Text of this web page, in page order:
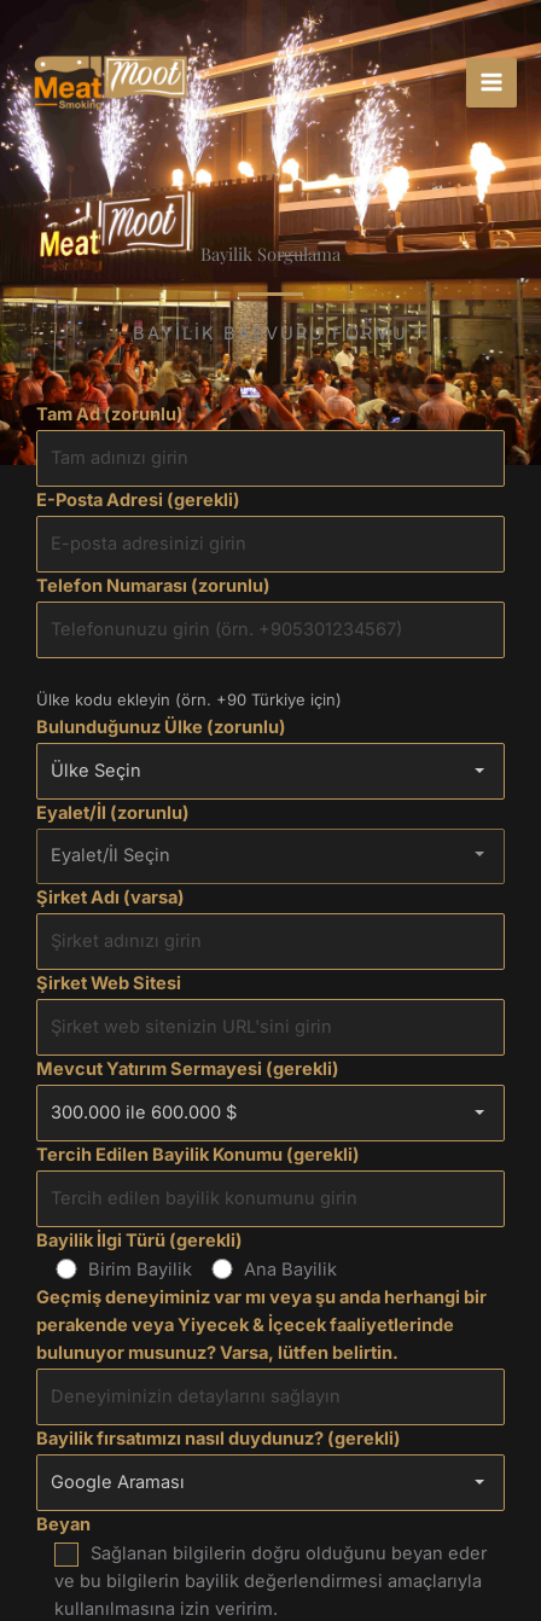
atla
Bayilik Sorgulama
BAYILIK BAŞVURU FORMU
Tam Ad (zorunlu)
E-Posta Adresi (gerekli)
Telefon Numarası (zorunlu)
Ülke kodu ekleyin (örn. +90 Türkiye için)
Bulunduğunuz Ülke (zorunlu)
Eyalet/İl (zorunlu)
Şirket Adı (varsa)
Şirket Web Sitesi
Mevcut Yatırım Sermayesi (gerekli)
Tercih Edilen Bayilik Konumu (gerekli)
Bayilik İlgi Türü (gerekli)
Birim Bayilik
Ana Bayilik
Geçmiş deneyiminiz var mı veya şu anda herhangi bir
perakende veya Yiyecek & İçecek faaliyetlerinde
bulunuyor musunuz? Varsa, lütfen belirtin.
Bayilik fırsatımızı nasıl duydunuz? (gerekli)
Beyan
Sağlanan bilgilerin doğru olduğunu beyan eder
ve bu bilgilerin bayilik değerlendirmesi amaçlarıyla
kullanılmasına izin veririm.
FRANCHISE